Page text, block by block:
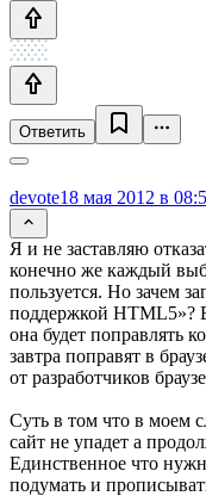
Ответить
devote18 мая 2012 в
Я и не заставляю
конечно же каждый
пользуется. Но зачем
поддержкой HTML5»?
она будет поправлять
завтра поправят в
от разработчиков
Суть в том что в моем
сайт не упадет а
Единственное что
подумать и